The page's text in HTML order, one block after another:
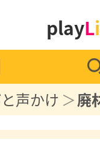
playLi
声かけ